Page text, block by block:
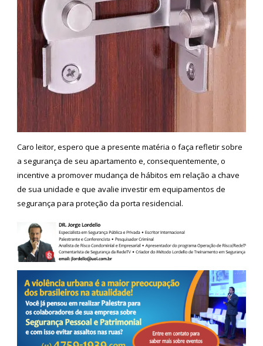
Caro leitor, espero que a presente matéria o faça refletir sobre
a segurança de seu apartamento e, consequentemente, o
incentive a promover mudança de hábitos em relação a chave
de sua unidade e que avalie investir em equipamentos de
segurança para proteção da porta residencial.